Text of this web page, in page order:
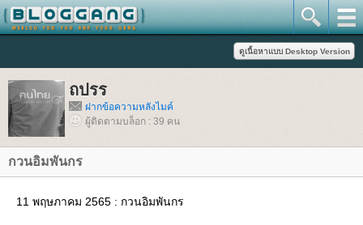
ถปรร
ฝากข้อความหลังไมค์
ผู้ติดตามบล็อก : 39 คน
กวนอิมพันกร
11 พฤษภาคม 2565 : กวนอิมพันกร